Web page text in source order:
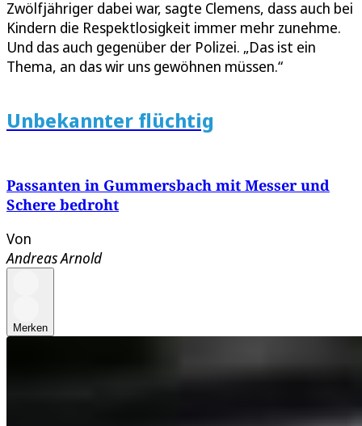
Zwölfjähriger dabei war, sagte Clemens, dass auch bei
Kindern die Respektlosigkeit immer mehr zunehme.
Und das auch gegenüber der Polizei. „Das ist ein
Thema, an das wir uns gewöhnen müssen.“
Unbekannter flüchtig
Passanten in Gummersbach mit Messer und
Schere bedroht
Von
Andreas Arnold
Merken